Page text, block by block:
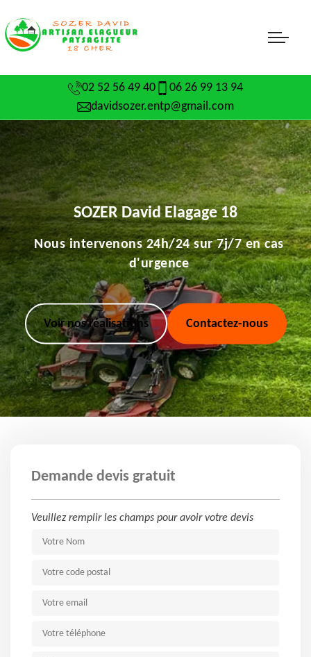
02 52 56 49 40
06 26 99 13 94
davidsozer.entp@gmail.com
SOZER David Elagage 18
Nous intervenons 24h/24 sur 7j/7 en cas
d'urgence
Voir nos réalisations Contactez-nous
Demande devis gratuit
Veuillez remplir les champs pour avoir votre devis